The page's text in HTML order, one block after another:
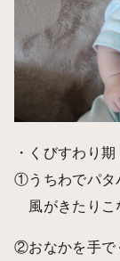
・くびすわり
①うちわでパタ
風がきたりこ
②おなかを手で